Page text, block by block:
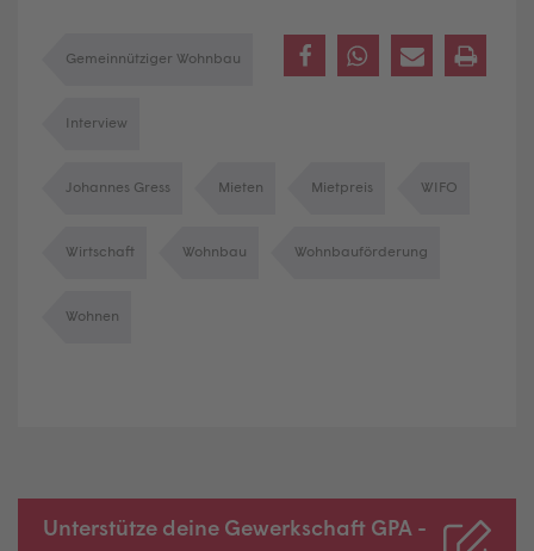
Gemeinnütziger Wohnbau
Interview
Johannes Gress Mieten Mietpreis WIFO
Wirtschaft Wohnbau Wohnbauförderung
Wohnen
Unterstütze deine Gewerkschaft GPA -